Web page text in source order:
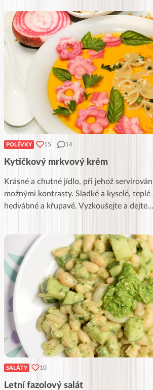
POLÉVKY 15 14
Kytičkový mrkvový krém
Krásné a chutné jídlo, při jehož
možnými kontrasty. Sladké a kyselé, teplé
hedvábné a křupavé. Vyzkoušejte a dejte...
SALÁTY 10
Letní fazolový salát